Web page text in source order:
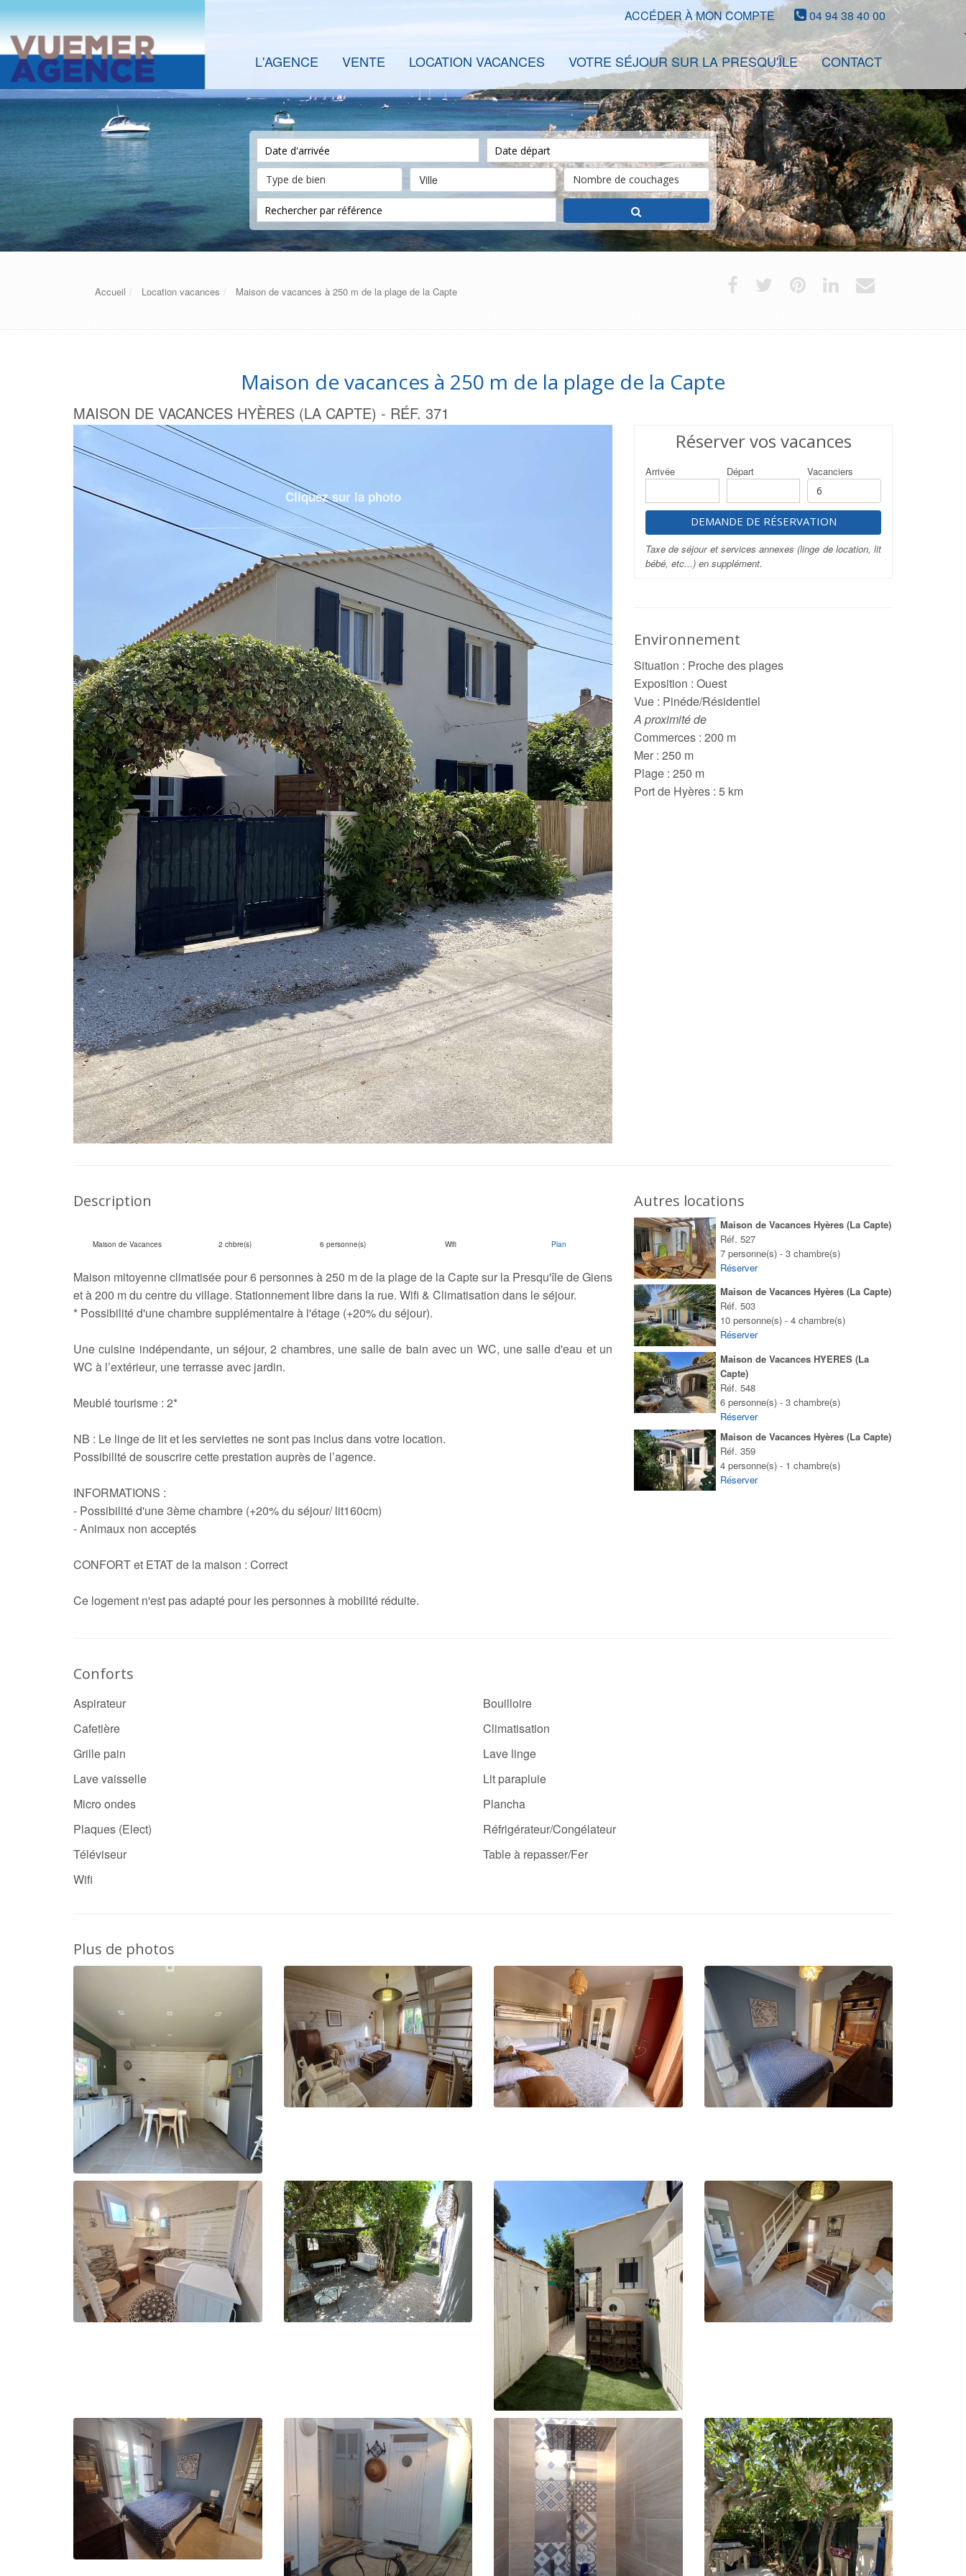
ACCÉDER À MON COMPTE 04 94 38 40 00
L'AGENCE VENTE LOCATION VACANCES VOTRE SÉJOUR SUR LA PRESQU'ÎLE CONTACT
Ville
Accueil Location vacances Maison de vacances à 250 m de la plage de la Capte
Maison de vacances à 250 m de la plage de la Capte
MAISON DE VACANCES HYÈRES (LA CAPTE) - RÉF. 371
Réserver vos vacances
Arrivée Départ Vacanciers
DEMANDE DE RÉSERVATION
Taxe de séjour et services annexes (linge de location, lit
bébé, etc...) en supplément.
Environnement
Situation : Proche des plages
Exposition : Ouest
Vue : Pinéde/Résidentiel
A proximité de
Commerces : 200 m
Mer : 250 m
Plage : 250 m
Port de Hyères : 5 km
Description
Maison de Vacances 2 chbre(s) 6 personne(s) Wifi Plan
Maison mitoyenne climatisée pour 6 personnes à 250 m de la plage de la Capte sur la Presqu'île de Giens
et à 200 m du centre du village. Stationnement libre dans la rue. Wifi & Climatisation dans le séjour.
* Possibilité d'une chambre supplémentaire à l'étage (+20% du séjour).
Une cuisine indépendante, un séjour, 2 chambres, une salle de bain avec un WC, une salle d'eau et un
WC à l’extérieur, une terrasse avec jardin.
Meublé tourisme : 2*
NB : Le linge de lit et les serviettes ne sont pas inclus dans votre location.
Possibilité de souscrire cette prestation auprès de l’agence.
INFORMATIONS :
- Possibilité d'une 3ème chambre (+20% du séjour/ lit160cm)
- Animaux non acceptés
CONFORT et ETAT de la maison : Correct
Ce logement n'est pas adapté pour les personnes à mobilité réduite.
Autres locations
Maison de Vacances Hyères (La Capte)
Réf. 527
7 personne(s) - 3 chambre(s)
Réserver
Maison de Vacances Hyères (La Capte)
Réf. 503
10 personne(s) - 4 chambre(s)
Réserver
Maison de Vacances HYERES (La
Capte)
Réf. 548
6 personne(s) - 3 chambre(s)
Réserver
Maison de Vacances Hyères (La Capte)
Réf. 359
4 personne(s) - 1 chambre(s)
Réserver
Conforts
Aspirateur
Bouilloire
Cafetière
Climatisation
Grille pain
Lave linge
Lave vaisselle
Lit parapluie
Micro ondes
Plancha
Plaques (Elect)
Réfrigérateur/Congélateur
Téléviseur
Table à repasser/Fer
Wifi
Plus de photos